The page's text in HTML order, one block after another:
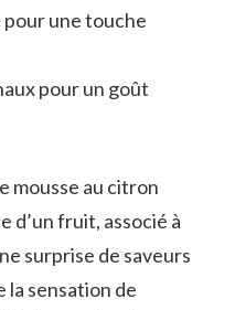
une touche
pour un goût
mousse au citron
d’un fruit, associé à
surprise de saveurs
la sensation de